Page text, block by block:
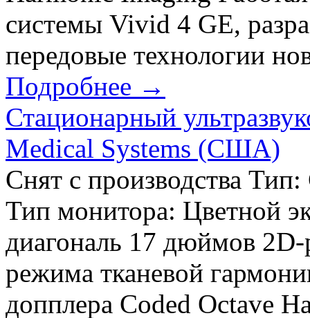
системы Vivid 4 GE,
передовые технологии
Подробнее →
Стационарный
Medical Systems (США)
Снят с производства
Тип монитора: Цветной
диагональ 17 дюймов
режима тканевой
допплера Coded Octave